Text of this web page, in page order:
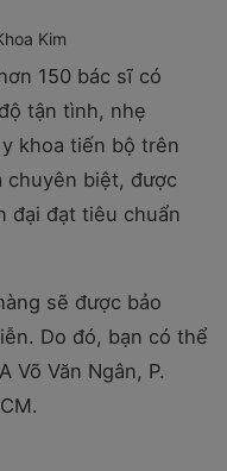
Kim
150 bác sĩ có
tận tình, nhẹ
khoa tiến bộ trên
chuyên biệt, được
đại đạt tiêu chuẩn
sẽ được bảo
Do đó, bạn có thể
Võ Văn Ngân, P.